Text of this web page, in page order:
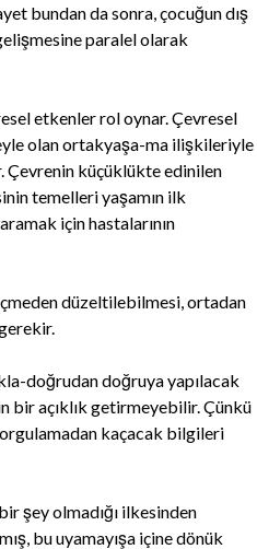
bundan da sonra, çocuğun dış
paralel olarak
etkenler rol oynar. Çevresel
olan ortakyaşa-ma ilişkileriyle
Çevrenin küçüklükte edinilen
temelleri yaşamın ilk
için hastalarının
düzeltilebilmesi, ortadan
doğrudan doğruya yapılacak
bir açıklık getirmeyebilir. Çünkü
kaçacak bilgileri
şey olmadığı ilkesinden
bu uyamayışa içine dönük